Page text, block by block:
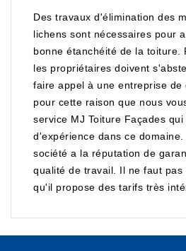
Des travaux d'élimination des
lichens sont nécessaires pour
bonne étanchéité de la toiture.
les propriétaires doivent
faire appel à une entreprise de
pour cette raison que nous
service MJ Toiture Façades
d'expérience dans ce
société a la réputation de
qualité de travail. Il ne faut pas
qu'il propose des tarifs très